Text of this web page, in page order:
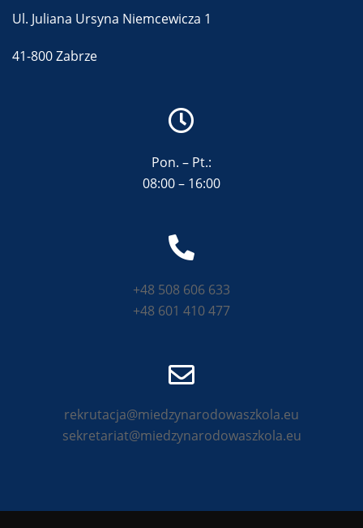
Ul. Juliana Ursyna Niemcewicza 1
41-800 Zabrze
Pon. – Pt.:
08:00 – 16:00
+48 508 606 633
+48 601 410 477
rekrutacja@miedzynarodowaszkola.eu
sekretariat@miedzynarodowaszkola.eu